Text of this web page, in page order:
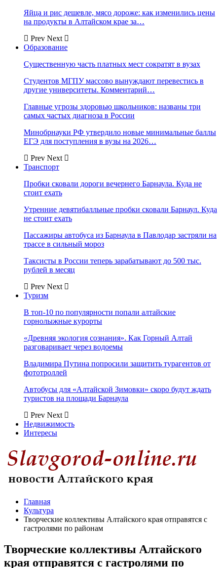
Яйца и рис дешевле, мясо дороже: как изменились цены
на продукты в Алтайском крае за…
Prev Next
Образование
Существенную часть платных мест сократят в вузах
Студентов МГПУ массово вынуждают перевестись в
другие университеты. Комментарий…
Главные угрозы здоровью школьников: названы три
самых частых диагноза в России
Минобрнауки РФ утвердило новые минимальные баллы
ЕГЭ для поступления в вузы на 2026…
Prev Next
Транспорт
Пробки сковали дороги вечернего Барнаула. Куда не
стоит ехать
Утренние девятибалльные пробки сковали Барнаул. Куда
не стоит ехать
Пассажиры автобуса из Барнаула в Павлодар застряли на
трассе в сильный мороз
Таксисты в России теперь зарабатывают до 500 тыс.
рублей в месяц
Prev Next
Туризм
В топ-10 по популярности попали алтайские
горнолыжные курорты
«Древняя экология сознания». Как Горный Алтай
разговаривает через водоемы
Владимира Путина попросили защитить турагентов от
фототроллей
Автобусы для «Алтайской Зимовки» скоро будут ждать
туристов на площади Барнаула
Prev Next
Недвижимость
Интересы
Главная
Культура
Творческие коллективы Алтайского края отправятся с
гастролями по районам
Творческие коллективы Алтайского
края отправятся с гастролями по